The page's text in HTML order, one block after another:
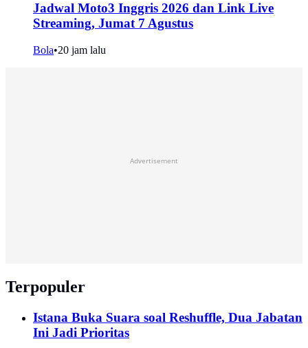
Jadwal Moto3 Inggris 2026 dan Link Live
Streaming, Jumat 7 Agustus
Bola•20 jam lalu
Advertisement
Terpopuler
Istana Buka Suara soal Reshuffle, Dua Jabatan
Ini Jadi Prioritas